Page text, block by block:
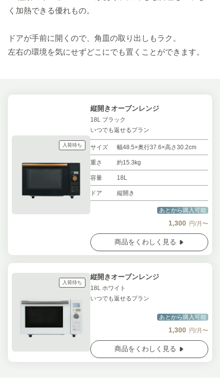
く加熱できる優れもの。
ドアが手前に開くので、角皿の取り出しもラク。
左右の環境を気にせずどこにでも置くことができます。
入荷待ち
縦開きオーブンレンジ
18L ブラック
いつでも返せるプラン
サイズ 幅48.5×奥行37.6×高さ30.2cm
重さ 約15.3kg
容量 18L
ドア 縦開き
あとから購入可能
1,300 円/月〜
商品をくわしく見る
入荷待ち
縦開きオーブンレンジ
18L ホワイト
いつでも返せるプラン
あとから購入可能
1,300 円/月〜
商品をくわしく見る